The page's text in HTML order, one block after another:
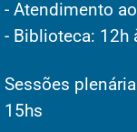
- Atendimento
- Biblioteca: 12h
Sessões
15hs